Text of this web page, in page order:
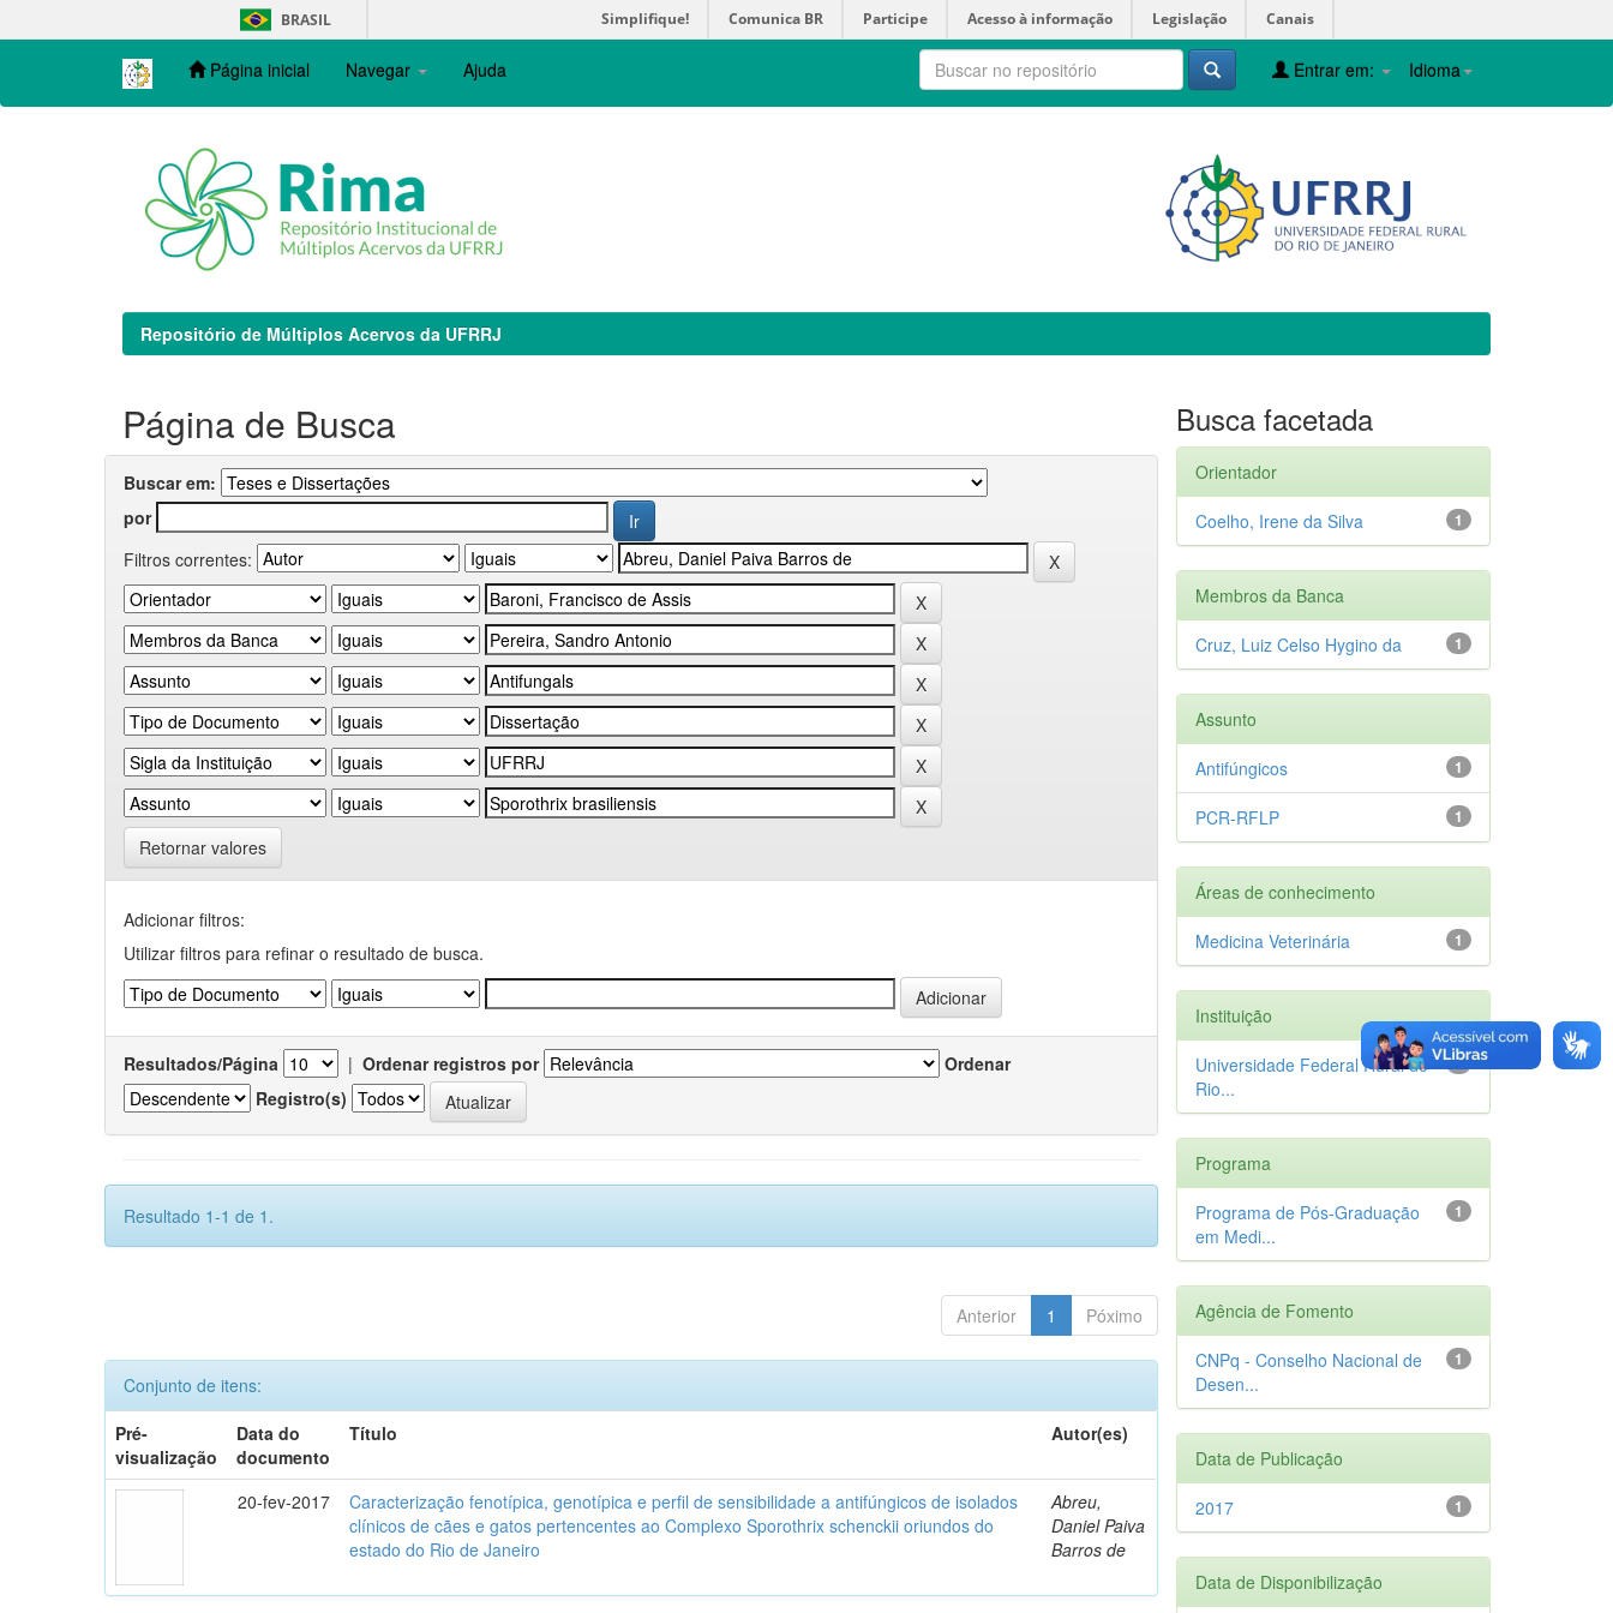
navigation
BRASIL Simplifique! Comunica BR Participe Acesso à informação Legislação Canais
Página inicial Navegar Ajuda Idioma
Entrar em:
Repositório de Múltiplos Acervos da UFRRJ
Página de Busca
Buscar em:
por
Filtros correntes:
Retornar valores
Adicionar filtros:
Utilizar filtros para refinar o resultado de busca.
Resultados/Página | Ordenar registros por
Ordenar
Registro(s)
Resultado 1-1 de 1.
Anterior 1 Póximo
Conjunto de itens:
Pré-
visualização
Data do
documento
Título Autor(es)
20-fev-2017
Caracterização fenotípica, genotípica e perfil de sensibilidade a antifúngicos de isolados
clínicos de cães e gatos pertencentes ao Complexo Sporothrix schenckii oriundos do
estado do Rio de Janeiro
Abreu,
Daniel Paiva
Barros de
Busca facetada
Orientador
1
Coelho, Irene da Silva
Membros da Banca
1
Cruz, Luiz Celso Hygino da
Assunto
1
Antifúngicos
1
PCR-RFLP
Áreas de conhecimento
1
Medicina Veterinária
Instituição
1
Universidade Federal Rural do
Rio...
Programa
1
Programa de Pós-Graduação
em Medi...
Agência de Fomento
1
CNPq - Conselho Nacional de
Desen...
Data de Publicação
1
2017
Data de Disponibilização